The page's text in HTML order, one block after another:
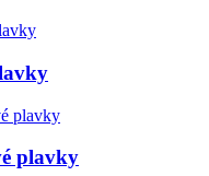
plavky